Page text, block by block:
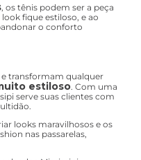
, os tênis podem ser a peça
fique estiloso, e ao
o conforto
e transformam qualquer
estiloso. Com uma
serve suas clientes com
looks maravilhosos e os
nas passarelas,